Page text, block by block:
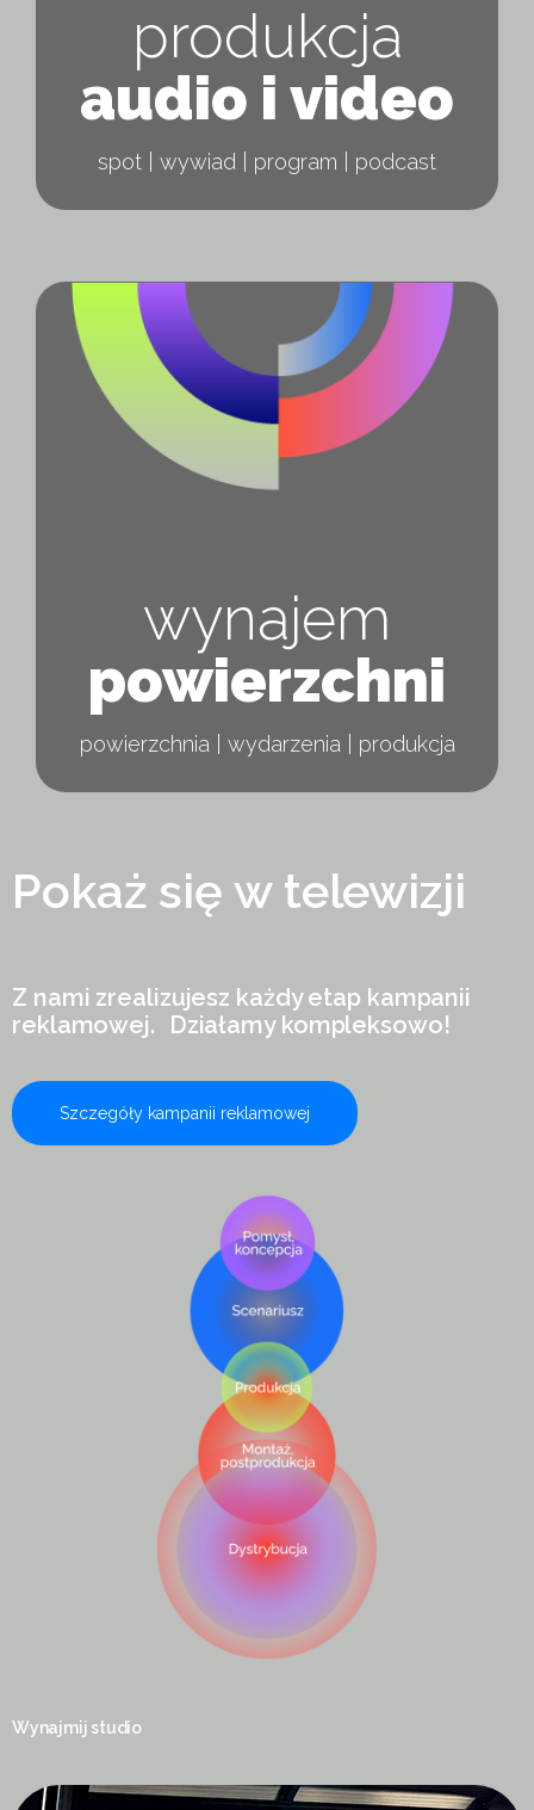
produkcja
audio i video
spot | wywiad | program | podcast
wynajem
powierzchni
powierzchnia | wydarzenia | produkcja
Pokaż się w telewizji
Z nami zrealizujesz każdy etap kampanii
reklamowej. Działamy kompleksowo!
Szczegóły kampanii reklamowej
Wynajmij studio